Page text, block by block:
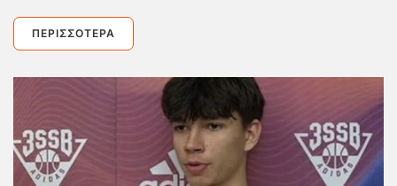
ΠΕΡΙΣΣΌΤΕΡΑ